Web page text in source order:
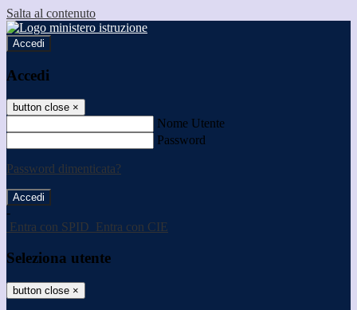
Salta al contenuto
Accedi
Accedi
button close ×
Nome Utente
Password
Password dimenticata?
-
Entra con SPID Entra con CIE
Seleziona utente
button close ×